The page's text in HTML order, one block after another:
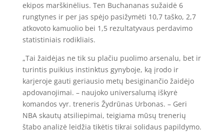
ekipos marškinėlius. Ten Buchananas sužaidė 6
rungtynes ir per jas spėjo pasižymėti 10,7 taško, 2,7
atkovoto kamuolio bei 1,5 rezultatyvaus perdavimo
statistiniais rodikliais.
„Tai žaidėjas ne tik su plačiu puolimo arsenalu, bet ir
turintis puikius instinktus gynyboje, ką įrodo ir
karjeroje gauti geriausio metų besiginančio žaidėjo
apdovanojimai. – naujoko universalumą iškyrė
komandos vyr. treneris Žydrūnas Urbonas. – Geri
NBA skautų atsiliepimai, teigiama mūsų trenerių
štabo analizė leidžia tikėtis tikrai solidaus papildymo.